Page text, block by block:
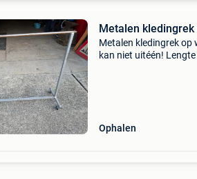
Metalen kledingrek
Metalen kledingrek op
kan niet uitéén!
Ophalen